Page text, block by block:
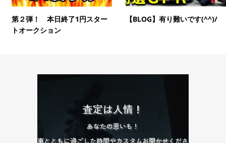
第２弾！ 本日終了1円スター
トオークション
【BLOG】有り難いです(^^)/